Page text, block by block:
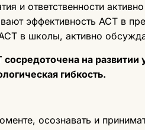
и ответственности
эффективность ACT в
в школы, активно
на
гибкость.
осознавать и